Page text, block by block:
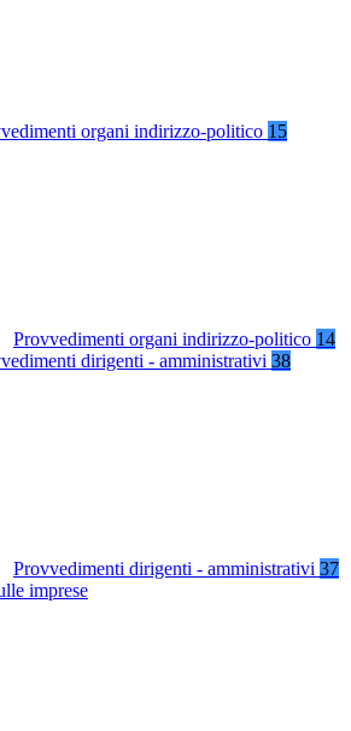
organi indirizzo-politico 15
Provvedimenti organi indirizzo-politico 14
dirigenti - amministrativi 38
Provvedimenti dirigenti - amministrativi 37
imprese